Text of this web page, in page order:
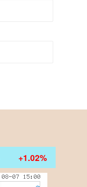
+1.02%